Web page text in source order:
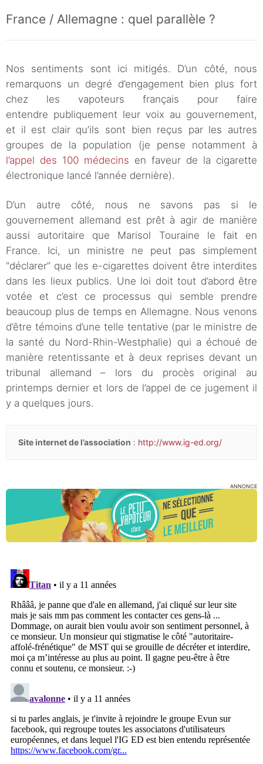
France / Allemagne : quel parallèle ?
Nos sentiments sont ici mitigés. D’un côté, nous
remarquons un degré d’engagement bien plus fort
chez les vapoteurs français pour faire
entendre publiquement leur voix au gouvernement,
et il est clair qu’ils sont bien reçus par les autres
groupes de la population (je pense notamment à
l’appel des 100 médecins en faveur de la cigarette
électronique lancé l’année dernière).
D’un autre côté, nous ne savons pas si le
gouvernement allemand est prêt à agir de manière
aussi autoritaire que Marisol Touraine le fait en
France. Ici, un ministre ne peut pas simplement
“déclarer” que les e-cigarettes doivent être interdites
dans les lieux publics. Une loi doit tout d’abord être
votée et c’est ce processus qui semble prendre
beaucoup plus de temps en Allemagne. Nous venons
d’être témoins d’une telle tentative (par le ministre de
la santé du Nord-Rhin-Westphalie) qui a échoué de
manière retentissante et à deux reprises devant un
tribunal allemand – lors du procès original au
printemps dernier et lors de l’appel de ce jugement il
y a quelques jours.
Site internet de l’association : http://www.ig-ed.org/
ANNONCE